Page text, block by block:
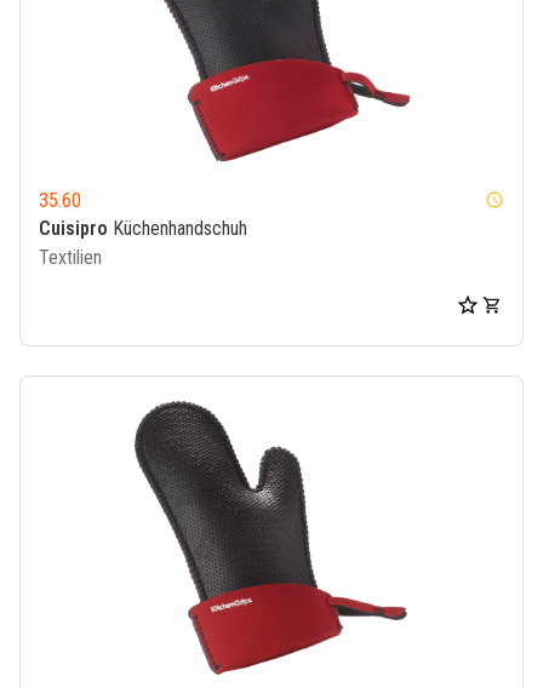
35.60 watch_later
Cuisipro Küchenhandschuh
Textilien